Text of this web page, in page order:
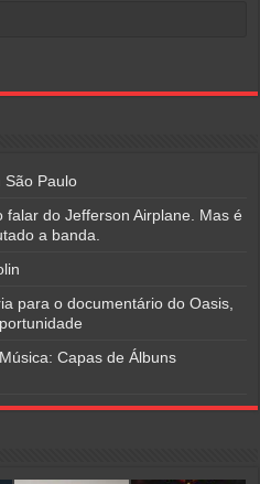
São Paulo
do Jefferson Airplane. Mas é
a banda.
para o documentário do Oasis,
Capas de Álbuns